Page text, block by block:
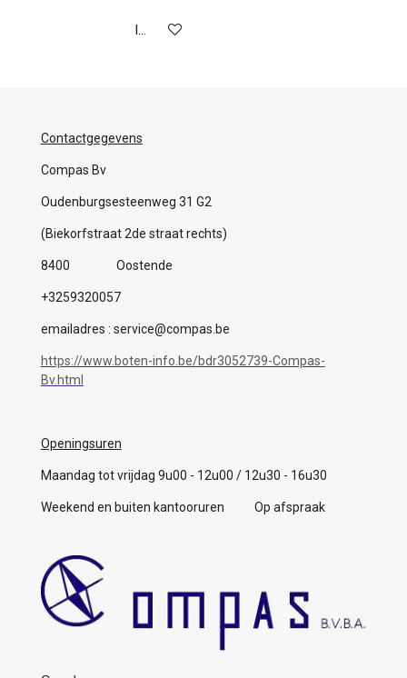
In winkelwagen
Contactgegevens
Compas Bv
Oudenburgsesteenweg 31 G2
(Biekorfstraat 2de straat rechts)
8400 Oostende
+3259320057
emailadres : service@compas.be
https://www.boten-info.be/bdr3052739-Compas-
Bv.html
Openingsuren
Maandag tot vrijdag 9u00 - 12u00 / 12u30 - 16u30
Weekend en buiten kantooruren Op afspraak